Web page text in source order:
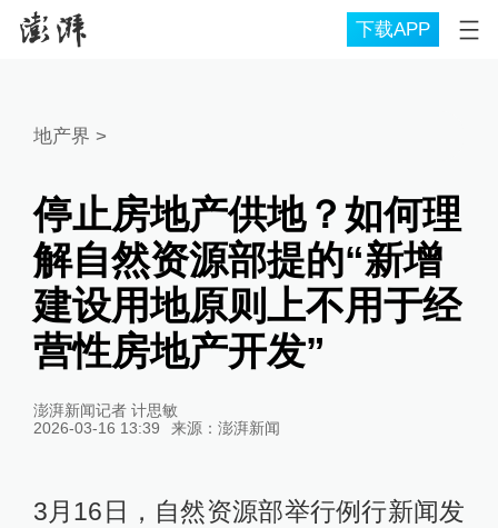
下载APP
地产界 >
停止房地产供地？如何理
解自然资源部提的“新增
建设用地原则上不用于经
营性房地产开发”
澎湃新闻记者 计思敏
2026-03-16 13:39
来源： 澎湃新闻
3月16日，自然资源部举行例行新闻发